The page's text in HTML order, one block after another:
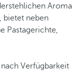
Aroma
bietet neben
Pastagerichte,
Verfügbarkeit